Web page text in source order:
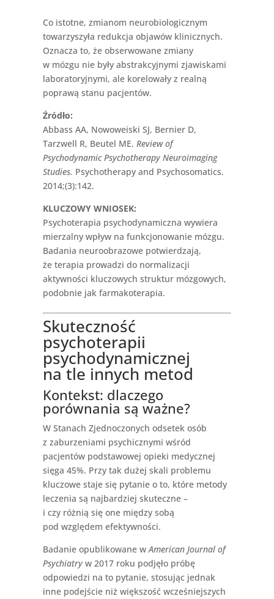
Co istotne, zmianom neurobiologicznym
towarzyszyła redukcja objawów klinicznych.
Oznacza to, że obserwowane zmiany
w mózgu nie były abstrakcyjnymi zjawiskami
laboratoryjnymi, ale korelowały z realną
poprawą stanu pacjentów.
Źródło:
Abbass AA, Nowoweiski SJ, Bernier D,
Tarzwell R, Beutel ME. Review of
Psychodynamic Psychotherapy Neuroimaging
Studies. Psychotherapy and Psychosomatics.
2014;(3):142.
KLUCZOWY WNIOSEK:
Psychoterapia psychodynamiczna wywiera
mierzalny wpływ na funkcjonowanie mózgu.
Badania neuroobrazowe potwierdzają,
że terapia prowadzi do normalizacji
aktywności kluczowych struktur mózgowych,
podobnie jak farmakoterapia.
Skuteczność
psychoterapii
psychodynamicznej
na tle innych metod
Kontekst: dlaczego
porównania są ważne?
W Stanach Zjednoczonych odsetek osób
z zaburzeniami psychicznymi wśród
pacjentów podstawowej opieki medycznej
sięga 45%. Przy tak dużej skali problemu
kluczowe staje się pytanie o to, które metody
leczenia są najbardziej skuteczne –
i czy różnią się one między sobą
pod względem efektywności.
Badanie opublikowane wAmerican Journal of
Psychiatryw 2017 roku podjęło próbę
odpowiedzi na to pytanie, stosując jednak
inne podejście niż większość wcześniejszych